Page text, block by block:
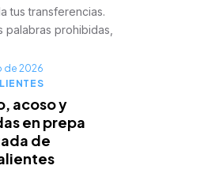
tus transferencias.
palabras prohibidas,
de 2026
acoso y
en prepa
de